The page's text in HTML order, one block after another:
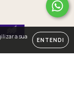
a sua
ENTENDI